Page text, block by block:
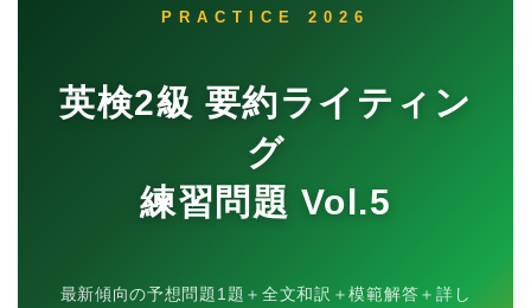
PRACTICE 2026
英検2級 要約ライティン
グ
練習問題 Vol.5
最新傾向の予想問題1題＋全文和訳＋模範解答＋詳し